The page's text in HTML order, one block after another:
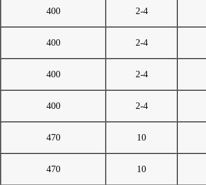
400 2-4
400 2-4
400 2-4
400 2-4
470 10
470 10